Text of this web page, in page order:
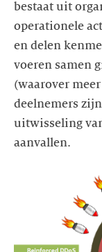
bestaat uit
operationele
en delen
voeren samen
(waarover
deelnemers
uitwisseling
aanvallen.